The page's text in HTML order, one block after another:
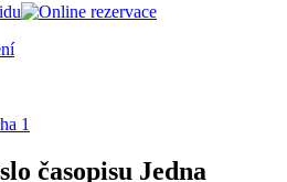
časopisu Jedna